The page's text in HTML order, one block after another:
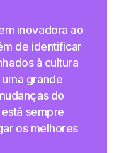
inovadora ao
de identificar
à cultura
grande
do
sempre
os melhores